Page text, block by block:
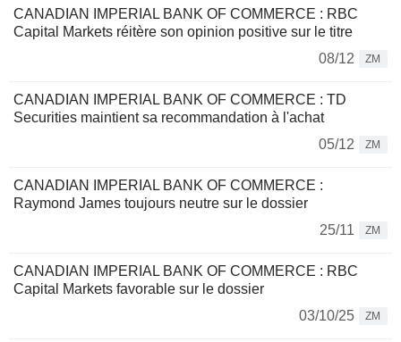
CANADIAN IMPERIAL BANK OF COMMERCE : RBC
Capital Markets réitère son opinion positive sur le titre
08/12
ZM
CANADIAN IMPERIAL BANK OF COMMERCE : TD
Securities maintient sa recommandation à l'achat
05/12
ZM
CANADIAN IMPERIAL BANK OF COMMERCE :
Raymond James toujours neutre sur le dossier
25/11
ZM
CANADIAN IMPERIAL BANK OF COMMERCE : RBC
Capital Markets favorable sur le dossier
03/10/25
ZM